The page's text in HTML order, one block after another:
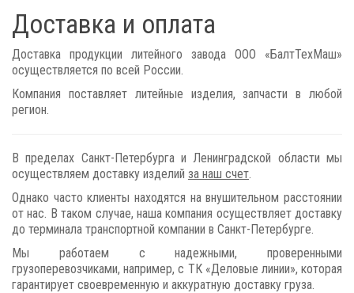
Доставка и оплата
Доставка продукции литейного завода ООО «БалтТехМаш»
осуществляется по всей России.
Компания поставляет литейные изделия, запчасти в любой
регион.
В пределах Санкт-Петербурга и Ленинградской области мы
осуществляем доставку изделий за наш счет.
Однако часто клиенты находятся на внушительном расстоянии
от нас. В таком случае, наша компания осуществляет доставку
до терминала транспортной компании в Санкт-Петербурге.
Мы работаем с надежными, проверенными
грузоперевозчиками, например, с ТК «Деловые линии», которая
гарантирует своевременную и аккуратную доставку груза.